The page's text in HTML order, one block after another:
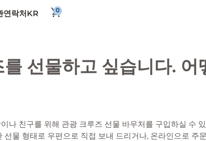
연락처 KR
를 선물하고 싶습니다. 어
나 친구를 위해 관광 크루즈 선물 바우처를 구입하실 수
선물 형태로 우편으로 직접 보내 드리거나, 온라인으로 주